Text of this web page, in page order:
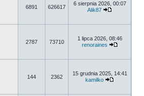
6891 626617
6 sierpnia 2026, 00:07
Alik87
2787 73710
1 lipca 2026, 08:46
renoraines
144 2362
15 grudnia 2025, 14:41
kamilko